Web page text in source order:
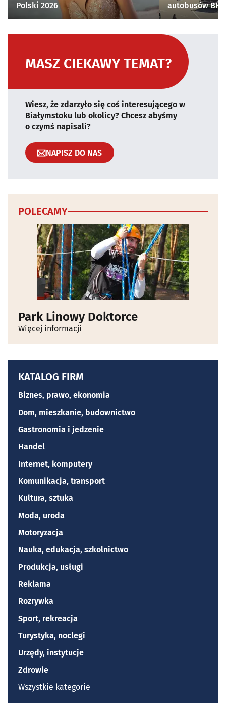
Polski 2026
autobusów
MASZ CIEKAWY TEMAT?
Wiesz, że zdarzyło się coś interesującego w
Białymstoku lub okolicy? Chcesz abyśmy
o czymś napisali?
NAPISZ DO NAS
POLECAMY
Park Linowy Doktorce
Więcej informacji
KATALOG FIRM
Biznes, prawo, ekonomia
Dom, mieszkanie, budownictwo
Gastronomia i jedzenie
Handel
Internet, komputery
Komunikacja, transport
Kultura, sztuka
Moda, uroda
Motoryzacja
Nauka, edukacja, szkolnictwo
Produkcja, usługi
Reklama
Rozrywka
Sport, rekreacja
Turystyka, noclegi
Urzędy, instytucje
Zdrowie
Wszystkie kategorie